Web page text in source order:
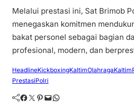
Melalui prestasi ini, Sat Brimob
menegaskan komitmen
bakat personel sebagai bagian
profesional, modern, dan
HeadlineKickboxingKaltimOlahragaKaltim
PrestasiPolri
Facebook Twitter Pinterest Mail WhatsApp